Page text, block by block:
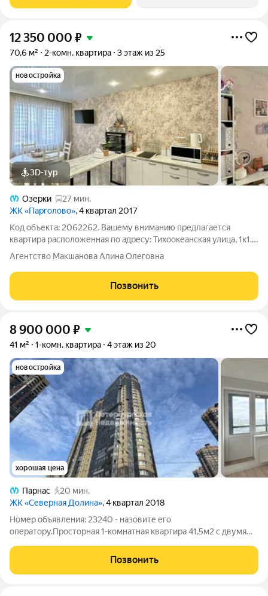
12 350 000 ₽
70,6 м² 2-комн. квартира 3 этаж из 25
новостройка
3D-тур
Озерки
27 мин.
ЖК «Парголово», 4 квартал 2017
Код объекта: 2062262. Вашему вниманию предлагается
квартира расположенная по адресу: Тихоокеанская улица, 1к1.
Это идеальное предложение для тех, кто ищет комфортное
25-этажного
Агентство Макшанова Алина Олеговна
Позвонить
8 900 000 ₽
41 м² 1-комн. квартира 4 этаж из 20
новостройка
хорошая цена
Парнас
20 мин.
ЖК «Северная Долина», 4 квартал 2018
Номер объявления: 23240 - назовите его
оператору.Просторная 1-комнатная квартира 41,5м2 с двумя
застройщика больше 5 лет назад. Документы готовы. Светлая,
теплая квартира в современном
Позвонить